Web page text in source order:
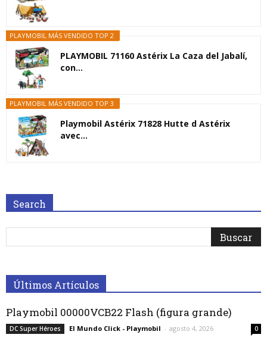
PLAYMOBIL MÁS VENDIDO TOP 2
PLAYMOBIL 71160 Astérix La Caza del Jabalí,
con...
PLAYMOBIL MÁS VENDIDO TOP 3
Playmobil Astérix 71828 Hutte d Astérix
avec...
Search
Últimos Artículos
Playmobil 00000VCB22 Flash (figura grande)
DC Super Héroes El Mundo Click - Playmobil - agosto 4, 2026 0